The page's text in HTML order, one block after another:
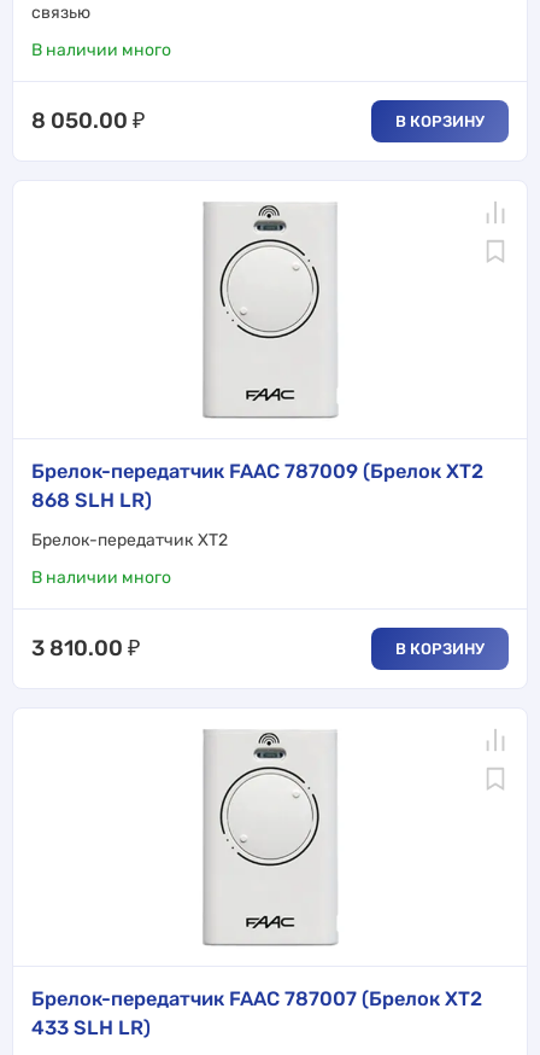
связью
В наличии много
8 050.00 ₽ В КОРЗИНУ
Брелок-передатчик FAAC 787009 (Брелок XT2
868 SLH LR)
Брелок-передатчик XT2
В наличии много
3 810.00 ₽ В КОРЗИНУ
Брелок-передатчик FAAC 787007 (Брелок XT2
433 SLH LR)